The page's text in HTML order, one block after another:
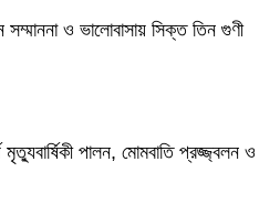
ও ভালোবাসায় সিক্ত তিন গুণী
পালন, মোমবাতি প্রজ্জ্বলন ও